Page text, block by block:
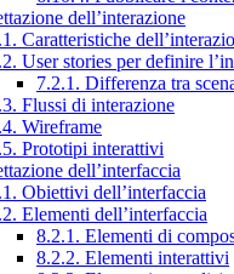
dell’interazione
Caratteristiche
User stories per definire
7.2.1. Differenza tra
Flussi di interazione
Wireframe
Prototipi interattivi
dell’interfaccia
Obiettivi dell’interfaccia
Elementi dell’interfaccia
8.2.1. Elementi di
8.2.2. Elementi interattivi